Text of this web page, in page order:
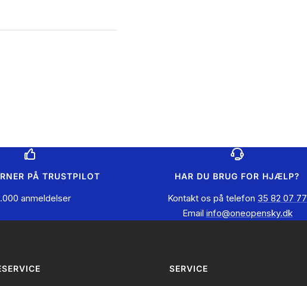
PÅ TRUSTPILOT
anmeldelser
HAR DU BRUG FOR HJÆLP?
Kontakt os på telefon 35 82 07 77
Email info@oneopensky.dk
SERVICE